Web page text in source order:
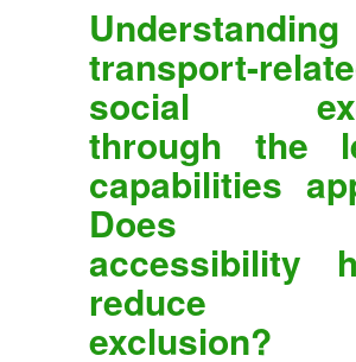
Understanding
transport-
social
through the
capabilities
Does
accessibility
reduce
exclusion?